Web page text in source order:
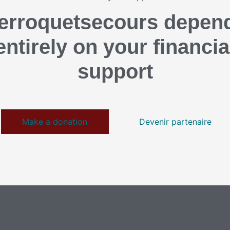
on your
support
Make a donation Devenir partenaire